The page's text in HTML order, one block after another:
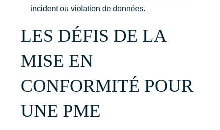
incident ou violation de données.
LES DÉFIS DE LA
MISE EN
CONFORMITÉ POUR
UNE PME